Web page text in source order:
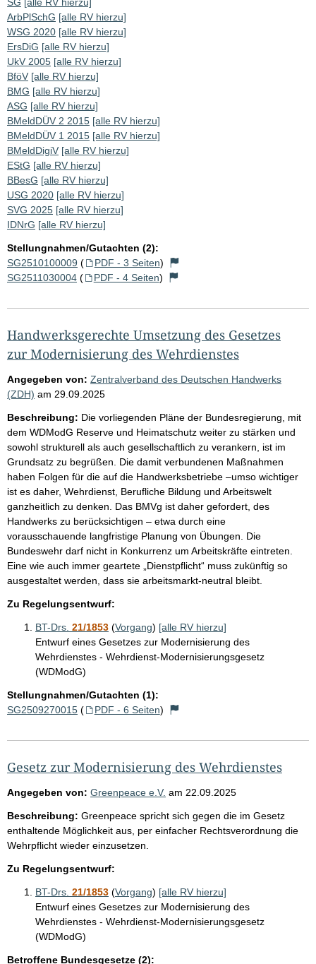
ArbPlSchG [alle RV hierzu]
WSG 2020 [alle RV hierzu]
ErsDiG [alle RV hierzu]
UkV 2005 [alle RV hierzu]
BföV [alle RV hierzu]
BMG [alle RV hierzu]
ASG [alle RV hierzu]
BMeldDÜV 2 2015 [alle RV hierzu]
BMeldDÜV 1 2015 [alle RV hierzu]
BMeldDigiV [alle RV hierzu]
EStG [alle RV hierzu]
BBesG [alle RV hierzu]
USG 2020 [alle RV hierzu]
SVG 2025 [alle RV hierzu]
IDNrG [alle RV hierzu]
Stellungnahmen/Gutachten (2):
SG2510100009 ( PDF - 3 Seiten)
SG2511030004 ( PDF - 4 Seiten)
Handwerksgerechte Umsetzung des Gesetzes
zur Modernisierung des Wehrdienstes
Angegeben von: Zentralverband des Deutschen Handwerks
(ZDH) am 29.09.2025
Beschreibung: Die vorliegenden Pläne der Bundesregierung, mit
dem WDModG Reserve und Heimatschutz weiter zu stärken und
sowohl strukturell als auch gesellschaftlich zu verankern, ist im
Grundsatz zu begrüßen. Die damit verbundenen Maßnahmen
haben Folgen für die auf die Handwerksbetriebe –umso wichtiger
ist es daher, Wehrdienst, Berufliche Bildung und Arbeitswelt
ganzheitlich zu denken. Das BMVg ist daher gefordert, des
Handwerks zu berücksichtigen – etwa durch eine
vorausschauende langfristige Planung von Übungen. Die
Bundeswehr darf nicht in Konkurrenz um Arbeitskräfte eintreten.
Eine wie auch immer geartete „Dienstpflicht“ muss zukünftig so
ausgestaltet werden, dass sie arbeitsmarkt-neutral bleibt.
Zu Regelungsentwurf:
BT-Drs. 21/1853 (Vorgang) [alle RV hierzu]
Entwurf eines Gesetzes zur Modernisierung des
Wehrdienstes - Wehrdienst-Modernisierungsgesetz
(WDModG)
Stellungnahmen/Gutachten (1):
SG2509270015 ( PDF - 6 Seiten)
Gesetz zur Modernisierung des Wehrdienstes
Angegeben von: Greenpeace e.V. am 22.09.2025
Beschreibung: Greenpeace spricht sich gegen die im Gesetz
enthaltende Möglichkeit aus, per einfacher Rechtsverordnung die
Wehrpflicht wieder einzusetzen.
Zu Regelungsentwurf:
BT-Drs. 21/1853 (Vorgang) [alle RV hierzu]
Entwurf eines Gesetzes zur Modernisierung des
Wehrdienstes - Wehrdienst-Modernisierungsgesetz
(WDModG)
Betroffene Bundesgesetze (2):